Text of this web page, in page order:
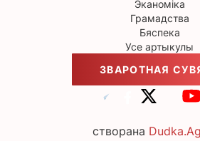
Эканоміка
Грамадства
Бяспека
Усе артыкулы
ЗВАРОТНАЯ
створана